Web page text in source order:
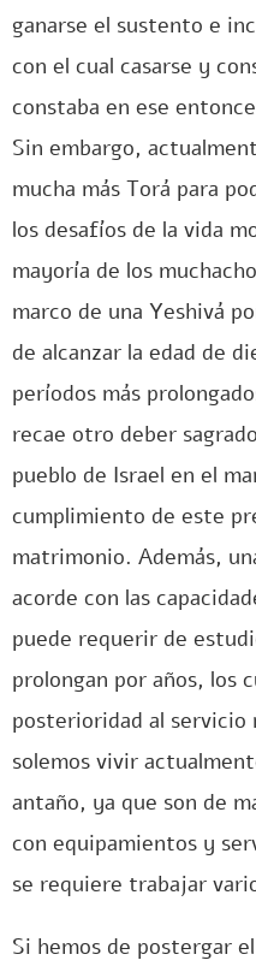
ganarse el sustento e
con el cual casarse y
constaba en ese
Sin embargo,
mucha más Torá para
los desafíos de la vida
mayoría de los
marco de una Yeshivá
de alcanzar la edad de
períodos más
recae otro deber
pueblo de Israel en el
cumplimiento de este
matrimonio. Además,
acorde con las
puede requerir de
prolongan por años, los
posterioridad al servicio
solemos vivir
antaño, ya que son de
con equipamientos y
se requiere trabajar
Si hemos de postergar